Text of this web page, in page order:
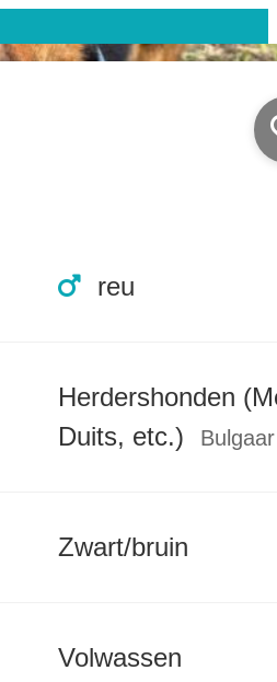
reu
Herdershonden
Duits, etc.)
Bulgaar
Zwart/bruin
Volwassen